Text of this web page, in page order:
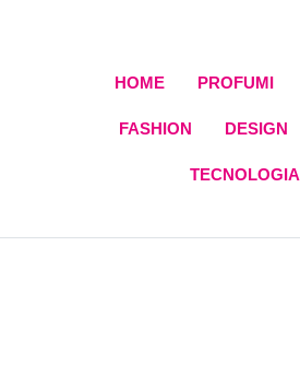
HOME PROFUMI
FASHION DESIGN
TECNOLOGIA